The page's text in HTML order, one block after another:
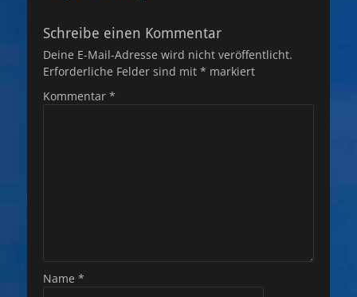
Schreibe einen Kommentar
Deine E-Mail-Adresse wird nicht veröffentlicht.
Erforderliche Felder sind mit * markiert
Kommentar *
Name *